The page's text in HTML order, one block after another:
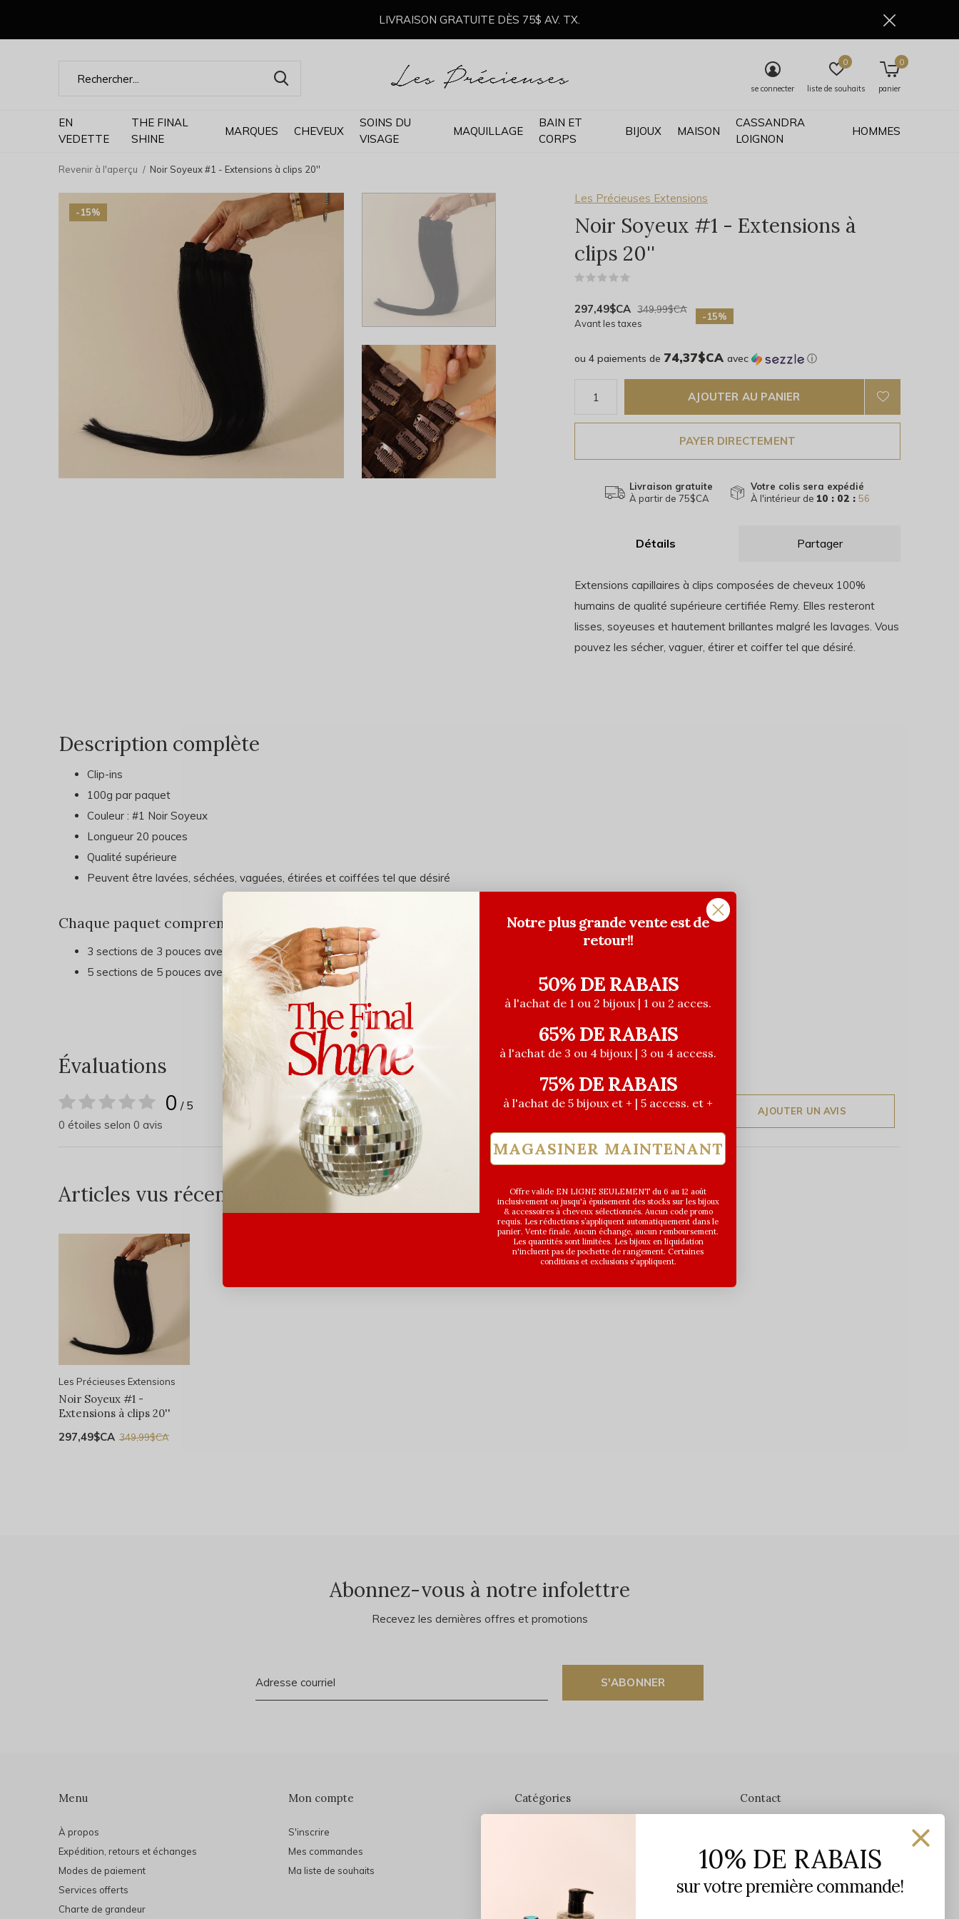
EN
VEDETTE
THE FINAL
SHINE
MARQUES CHEVEUX
SOINS DU
VISAGE
MAQUILLAGE
BAIN ET
CORPS
BIJOUX MAISON
CASSANDRA
LOIGNON
HOMMES
se connecter liste de souhaits
0
panier
0
LIVRAISON GRATUITE DÈS 75$ AV. TX.
Revenir à l'aperçu Noir Soyeux #1 - Extensions à clips 20''
-15%
Les Précieuses Extensions
Noir Soyeux #1 - Extensions à
clips 20''
297,49$CA 349,99$CA
Avant les taxes
-15%
ou 4 paiements de 74,37$CA avec ⓘ
AJOUTER AU PANIER
PAYER DIRECTEMENT
Livraison gratuite
À partir de 75$CA
Votre colis sera expédié
À l'intérieur de 10 : 02 : 56
Détails Partager
Extensions capillaires à clips composées de cheveux 100%
humains de qualité supérieure certifiée Remy. Elles resteront
lisses, soyeuses et hautement brillantes malgré les lavages. Vous
pouvez les sécher, vaguer, étirer et coiffer tel que désiré.
Description complète
Clip-ins
100g par paquet
Couleur : #1 Noir Soyeux
Longueur 20 pouces
Qualité supérieure
Peuvent être lavées, séchées, vaguées, étirées et coiffées tel que désiré
Chaque paquet comprend:
3 sections de 3 pouces avec deux attaches sur chaque section
5 sections de 5 pouces avec 3 attaches sur chaque section
Évaluations
0 / 5
0 étoiles selon 0 avis
AJOUTER UN AVIS
Articles vus récemment
Les Précieuses Extensions
Noir Soyeux #1 -
Extensions à clips 20''
297,49$CA 349,99$CA
Abonnez-vous à notre infolettre
Recevez les dernières offres et promotions
S'ABONNER
Menu
À propos
Expédition, retours et échanges
Modes de paiement
Services offerts
Charte de grandeur
Mon compte
S'inscrire
Mes commandes
Ma liste de souhaits
Catégories
Soins du visage
Contact
1650 avenue Jules-Verne, Local 103
G2G 2R1, Québec, Canada
Notre plus grande vente est de
retour!!
50% DE RABAIS
à l'achat de 1 ou 2 bijoux | 1 ou 2 acces.
65% DE RABAIS
à l'achat de 3 ou 4 bijoux | 3 ou 4 access.
75% DE RABAIS
à l'achat de 5 bijoux et + | 5 access. et +
MAGASINER MAINTENANT
Offre valide EN LIGNE SEULEMENT du 6 au 12 août
inclusivement ou jusqu'à épuisement des stocks sur les bijoux
& accessoires à cheveux sélectionnés. Aucun code promo
requis. Les réductions s’appliquent automatiquement dans le
panier. Vente finale. Aucun échange, aucun remboursement.
Les quantités sont limitées. Les bijoux en liquidation
n'incluent pas de pochette de rangement. Certaines
conditions et exclusions s'appliquent.
10% DE RABAIS
sur votre première commande!